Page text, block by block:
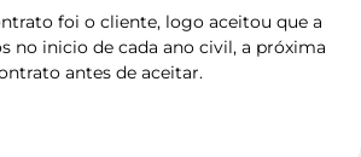
foi o cliente, logo aceitou que a
no inicio de cada ano civil, a próxima
antes de aceitar.